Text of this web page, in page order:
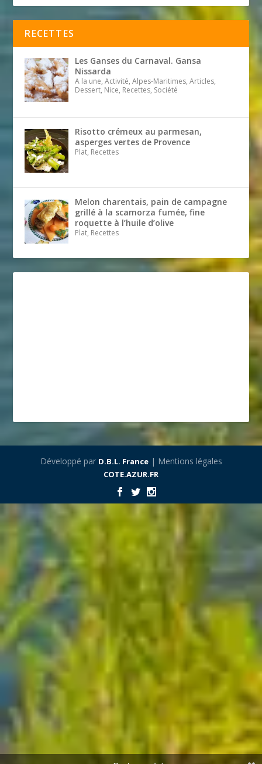
RECETTES
Les Ganses du Carnaval. Gansa
Nissarda
A la une, Activité, Alpes-Maritimes, Articles,
Dessert, Nice, Recettes, Société
Risotto crémeux au parmesan,
asperges vertes de Provence
Plat, Recettes
Melon charentais, pain de campagne
grillé à la scamorza fumée, fine
roquette à l’huile d’olive
Plat, Recettes
Développé par D.B.L. France| Mentions légales
COTE.AZUR.FR